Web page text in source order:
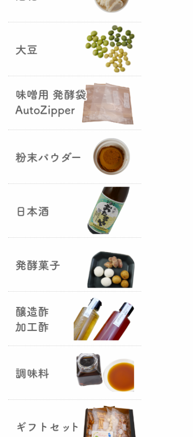
5つの素材だけで出来た辛味
おたまやジャ
』が登場しました！そのままで
も、薬味や調味料を足しても利用
できます。
（2025年02月
国産（熊本産）の大麦に白麹菌を
つけて丁寧に培養して『大麦白
』が完成しました！大麦麹から
の旨みと、白麹から生成される天
然のクエン酸（酸味）が良き製品
を創出してくれることです。塩麹
作りや米麹や大麦麹とブレンドし
ての味噌作りなど、次の食のステ
ージに・・・
R6年 クロ黒麹が出来ました
♪（2025年01月15日）